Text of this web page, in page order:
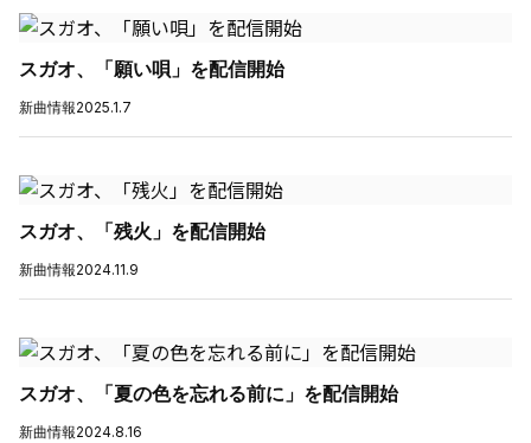
スガオ、「願い唄」を配信開始
新曲情報2025.1.7
スガオ、「残火」を配信開始
新曲情報2024.11.9
スガオ、「夏の色を忘れる前に」を配信開始
新曲情報2024.8.16